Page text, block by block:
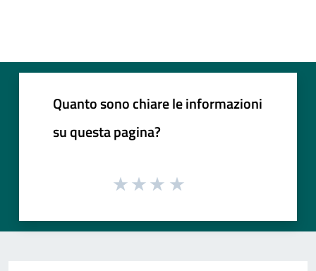
Quanto sono chiare le informazioni
su questa pagina?